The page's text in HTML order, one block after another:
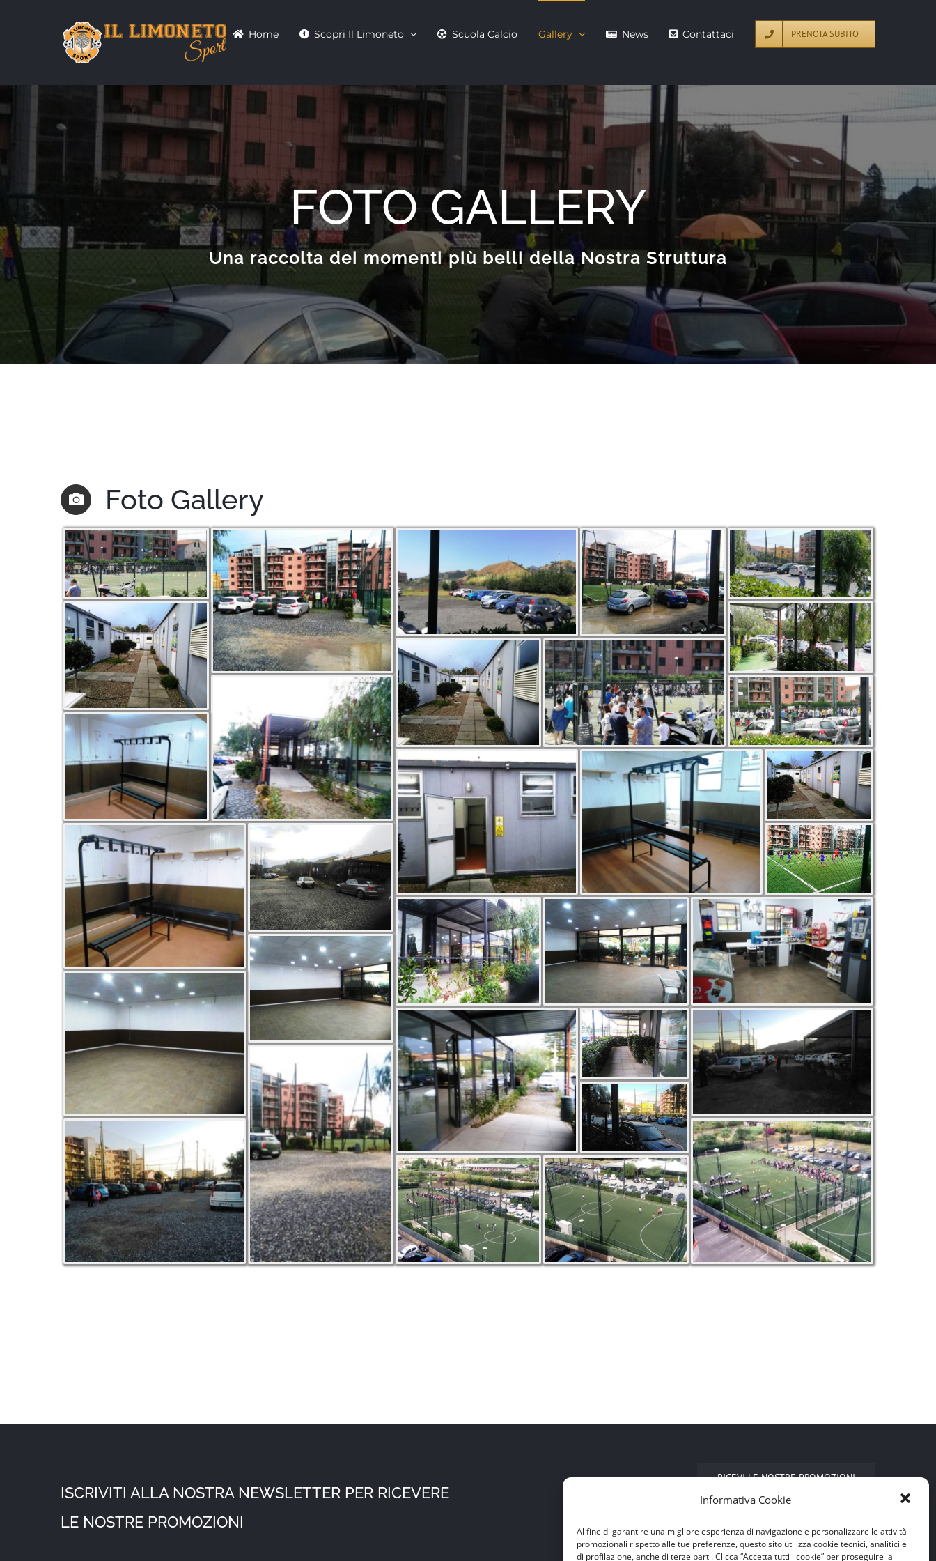
Informativa Cookie
Al fine di garantire una migliore esperienza di navigazione e personalizzare le attività
promozionali rispetto alle tue preferenze, questo sito utilizza cookie tecnici, analitici e
di profilazione, anche di terze parti. Clicca “Accetta tutti i cookie” per proseguire la
Home Scopri Il Limoneto Scuola Calcio Gallery News Contattaci PRENOTA SUBITO
FOTO GALLERY
Una raccolta dei momenti più belli della Nostra Struttura
Foto Gallery
ISCRIVITI ALLA NOSTRA NEWSLETTER PER RICEVERE
LE NOSTRE PROMOZIONI
RICEVI LE NOSTRE PROMOZIONI